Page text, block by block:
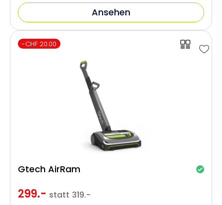
Ansehen
-CHF 20.00
299.- statt 319.-
Gtech AirRam